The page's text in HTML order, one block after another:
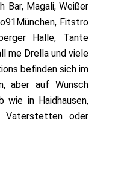
Bar, Magali, Weißer
Fitstro
Halle, Tante
me Drella und viele
befinden sich im
aber auf Wunsch
wie in Haidhausen,
Vaterstetten oder